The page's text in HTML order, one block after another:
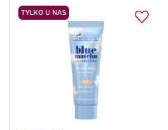
TYLKO U NAS